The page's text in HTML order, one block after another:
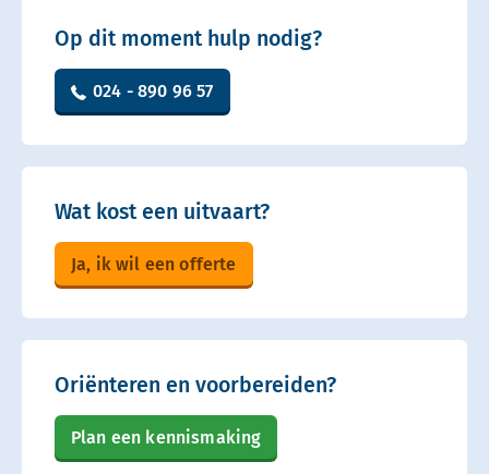
Op dit moment hulp nodig?
024 - 890 96 57
Wat kost een uitvaart?
Ja, ik wil een offerte
Oriënteren en voorbereiden?
Plan een kennismaking